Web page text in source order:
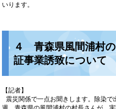
いります。
４ 青森県風間浦村
証事業誘致について
【記者】
震災関係で一点お聞きします。除染